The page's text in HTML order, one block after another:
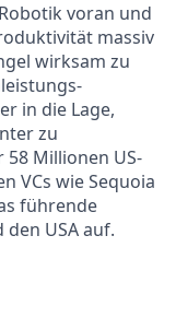
voran und
massiv
wirksam zu
in die Lage,
zu
Millionen US-
VCs wie Sequoia
führende
USA auf.